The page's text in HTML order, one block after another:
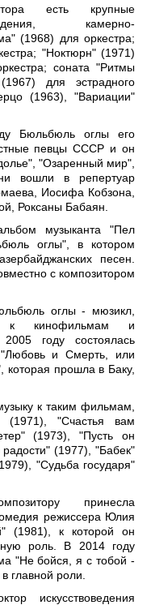
есть крупные
камерно-
(1968) для оpкестра;
"Ноктюрн" (1971)
соната "Ритмы
для эстрадного
(1963), "Вариации"
Бюльбюль оглы его
певцы СССР и он
"Озаренный мир",
вошли в репертуар
Иосифа Кобзона,
Роксаны Бабаян.
музыканта "Пел
оглы", в котором
песен.
с композитором
оглы - мюзикл,
к кинофильмам и
году состоялась
"Любовь и Смерть, или
прошла в Баку,
к таким фильмам,
"Счастья вам
(1973), "Пусть он
(1977), "Бабек"
"Судьба государя"
принесла
режиссера Юлия
(1981), к которой он
роль. В 2014 году
"Не бойся, я с тобой -
главной роли.
искусствоведения